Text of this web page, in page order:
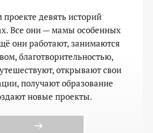
проекте девять историй
Все они — мамы особенных
они работают, занимаются
благотворительностью,
открывают свои
получают образование
новые проекты.